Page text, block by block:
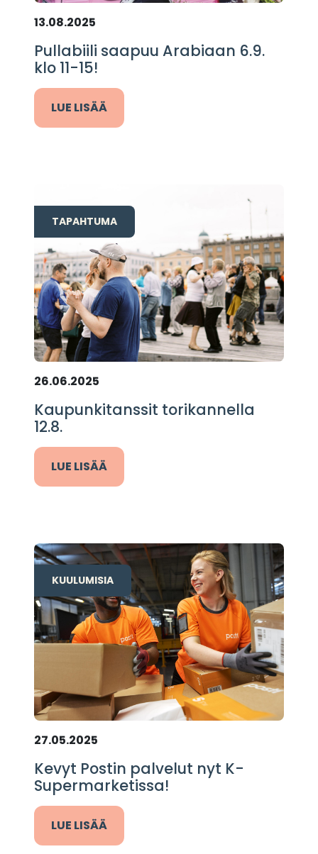
13.08.2025
Pullabiili saapuu Arabiaan 6.9.
klo 11-15!
LUE LISÄÄ
TAPAHTUMA
26.06.2025
Kaupunkitanssit torikannella
12.8.
LUE LISÄÄ
KUULUMISIA
27.05.2025
Kevyt Postin palvelut nyt K-
Supermarketissa!
LUE LISÄÄ